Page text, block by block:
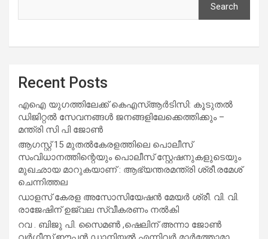
Search
Recent Posts
എഐ യുഗത്തിലേക്ക് കെഎസ്ആർടിസി: കൂടുതൽ
ഡിജിറ്റൽ സേവനങ്ങൾ ജനങ്ങളിലേക്കെത്തിക്കും –
മന്ത്രി സി പി ജോൺ
ആഗസ്റ്റ് 15 മുതല്‍കേരളത്തിലെ പൊലീസ്
സംവിധാനത്തിന്റെയും പൊലീസ് സ്റ്റേഷനുകളുടെയും
മുഖഛായ മാറുകയാണ് : ആഭ്യന്തരമന്ത്രി ശ്രീ.രമേശ്
ചെന്നിത്തല
ഡാളസ് കേരള അസോസിയേഷൻ മേയർ ശ്രീ. വി. വി.
രാജേഷിന് ഉജ്വല സ്വീകരണം നൽകി
റവ . ബിജു പി. സൈമൺ ,ഷെലിന് അന്നാ ജോൺ